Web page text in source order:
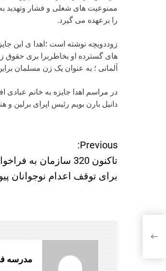
ممنوعیت های شغلی و فشار وتهدید
را برعهده می گیرد.
های گسترده او بخاطربرا بری حقوق
آلمانی ؛ به عنوان یک زن مسلمان
در مراسم اهدا جایزه به خانم
دانیل بارن بویم رئیس اپرای برلین
ر
ا
ه
ر
ی
Previous:
تاکنون 320 سازمان به
برای توقف اعدام نوجوانان
مدرسه